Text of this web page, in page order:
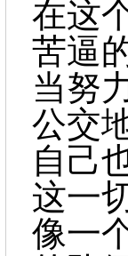
在这
苦逼
当努
公交
自己
这一
像一